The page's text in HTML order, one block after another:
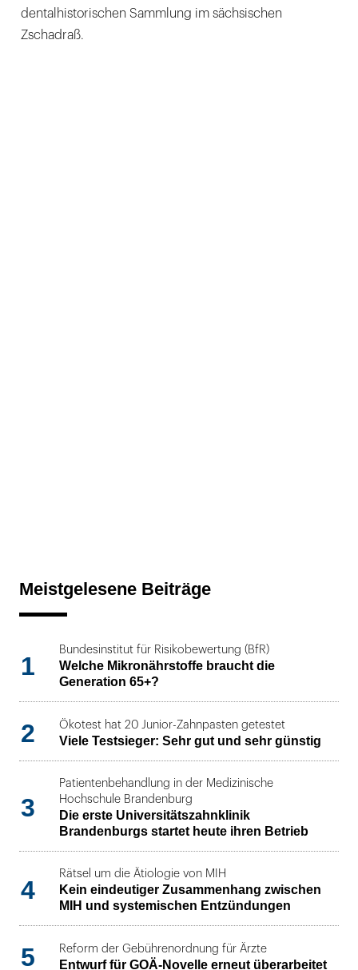
dentalhistorischen Sammlung im sächsischen
Zschadraß.
Meistgelesene Beiträge
1
Bundesinstitut für Risikobewertung (BfR)
Welche Mikronährstoffe braucht die
Generation 65+?
2 Ökotest hat 20 Junior-Zahnpasten getestet
Viele Testsieger: Sehr gut und sehr günstig
3
Patientenbehandlung in der Medizinische
Hochschule Brandenburg
Die erste Universitätszahnklinik
Brandenburgs startet heute ihren Betrieb
4
Rätsel um die Ätiologie von MIH
Kein eindeutiger Zusammenhang zwischen
MIH und systemischen Entzündungen
5 Reform der Gebührenordnung für Ärzte
Entwurf für GOÄ-Novelle erneut überarbeitet